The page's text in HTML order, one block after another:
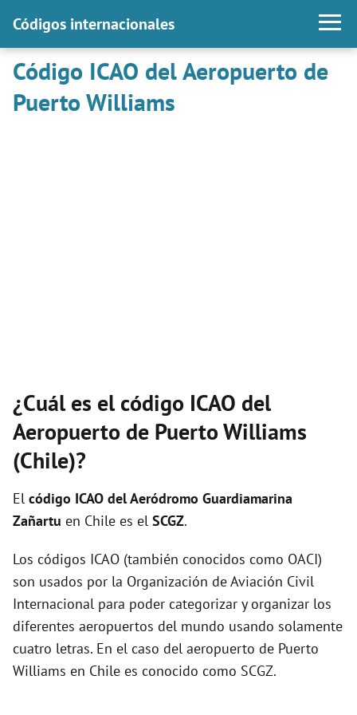
Códigos internacionales
Código ICAO del Aeropuerto de
Puerto Williams
¿Cuál es el código ICAO del
Aeropuerto de Puerto Williams
(Chile)?
El código ICAO delAeródromo Guardiamarina
Zañartu en Chile es el SCGZ.
Los códigos ICAO (también conocidos como OACI)
son usados por la Organización de Aviación Civil
Internacional para poder categorizar y organizar los
diferentes aeropuertos del mundo usando solamente
cuatro letras. En el caso del aeropuerto de Puerto
Williams en Chile es conocido como SCGZ.